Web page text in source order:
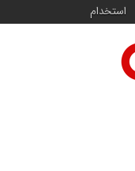
استخدام